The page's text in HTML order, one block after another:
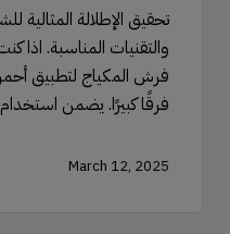
تحقيق الإطلالة المثالية
والتقنيات المناسبة. اذا
فرش المكياج لتطبيق
فرقًا كبيرًا. يضمن
March 12, 2025